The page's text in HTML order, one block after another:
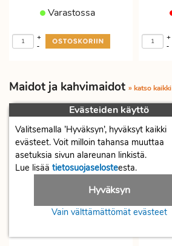
Varastossa
-
+
-
+
Maidot ja kahvimaidot » katso kaikki
Evästeiden käyttö
Valitsemalla ’Hyväksyn’, hyväksyt kaikki
evästeet. Voit milloin tahansa muuttaa
asetuksia sivun alareunan linkistä.
Lue lisää tietosuojaselosteesta.
Hyväksyn
Vain välttämättömät evästeet